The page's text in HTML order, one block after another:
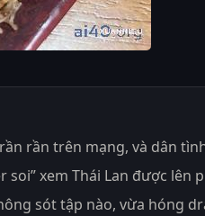
rần trên mạng, và dân
soi” xem Thái Lan được lên
sót tập nào, vừa hóng